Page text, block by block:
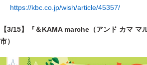
https://kbc.co.jp/wish/article/45357/
【3/15】『＆KAMA marche（アンド カマ マ
市）